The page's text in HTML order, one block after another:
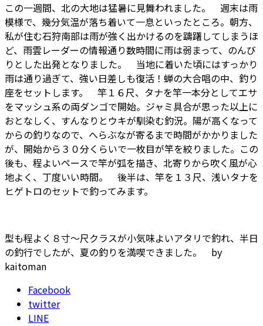
この一週間、北の大地は猛暑に見舞われました。 週末は雨
模様で、幾分気温が落ち着いて一息といったところ。朝方、
私が住む石狩南部は雨が強く出かけるのを躊躇してしまうほ
ど、雨雲レーダーの情報通り数時間に雨は弱まって、のんび
りとした出発となりました。 当地に着いた頃にはすっかり
雨は通り過ぎて、強い日差しも復活！蝉の大合唱の中、釣り
座をセットします。 竿１６尺、タナを竿一本分としてエサ
をマッシュ系の両ダンゴで開始。ジャミ具合が思った以上に
おとなしく、すんなりとウキが馴染む釣況。陽が高くなって
からの釣りなので、へらぶなが寄るまで時間がかかりました
が、開始から３０分くらいで一枚目が竿を絞りました。この
後も、程よいペースで竿が弧を描き、北寄りから吹く風が心
地よく、丁度いい時間。 後半は、竿を１３尺、浅いタナを
ヒゲトロのセットで釣ってみます。
型も程よく８寸～尺クラスが小気味よいアタリで釣れ、半日
の釣行でしたが、夏の釣りを満喫できました。 by
kaitoman
Facebook
twitter
LINE